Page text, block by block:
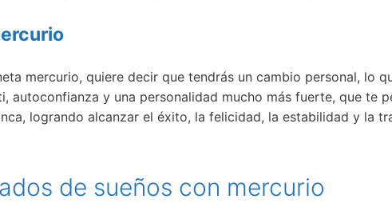
mercurio, quiere decir que tendrás un cambio personal, lo
autoconfianza y una personalidad mucho más fuerte, que te
logrando alcanzar el éxito, la felicidad, la estabilidad y la
de sueños con mercurio